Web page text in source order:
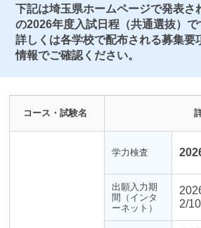
下記は埼玉県ホームページで発表さ
の2026年度入試日程（共通選抜）で
詳しくは各学校で配布される募集要
情報でご確認ください。
コース・試験名
学力検査
出願入力期
間（インタ
ーネット）
2/